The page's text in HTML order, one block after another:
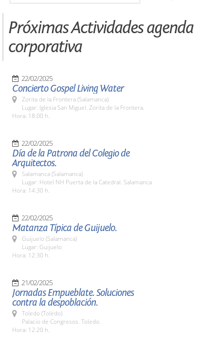
Próximas Actividades agenda
corporativa
22/02/2025
Concierto Gospel Living Water
Zorita de la Frontera (Salamanca)
Lugar: Iglesia San Miguel. Zorita de la Frontera.
Hora: 18:00 h.
22/02/2025
Día de la Patrona del Colegio de
Arquitectos.
Salamanca (Salamanca)
Lugar: Hotel NH Puerta de la Catedral. Salamanca
Hora: 14:30 h.
22/02/2025
Matanza Típica de Guijuelo.
Guijuelo (Salamanca)
Lugar: Guijuelo
Hora: 12:30 h.
21/02/2025
Jornadas Empueblate. Soluciones
contra la despoblación.
Toledo (Toledo)
Palacio de Congresos. Toledo.
Hora: 12:20 h.